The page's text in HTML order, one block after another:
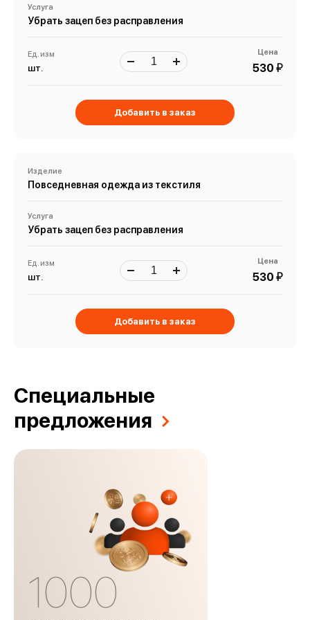
Услуга
Убрать зацеп без расправления
Ед. изм
шт.
Цена
530 й
Добавить в заказ
Изделие
Повседневная одежда из текстиля
Услуга
Убрать зацеп без расправления
Ед. изм
шт.
Цена
530 й
Добавить в заказ
Специальные
предложения
1000